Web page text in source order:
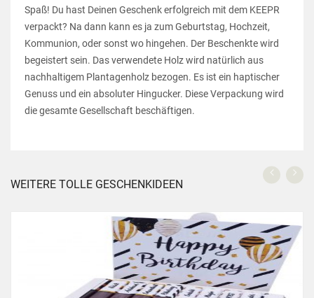
Spaß! Du hast Deinen Geschenk erfolgreich mit dem KEEPR
verpackt? Na dann kann es ja zum Geburtstag, Hochzeit,
Kommunion, oder sonst wo hingehen. Der Beschenkte wird
begeistert sein. Das verwendete Holz wird natürlich aus
nachhaltigem Plantagenholz bezogen. Es ist ein haptischer
Genuss und ein absoluter Hingucker. Diese Verpackung wird
die gesamte Gesellschaft beschäftigen.
WEITERE TOLLE GESCHENKIDEEN